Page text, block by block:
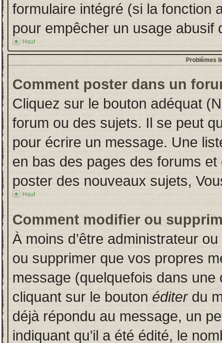
formulaire intégré (si la fonction
pour empêcher un usage abusif
Haut
Problèmes
Comment poster dans un
Cliquez sur le bouton adéquat
forum ou des sujets. Il se peut
pour écrire un message. Une
en bas des pages des forums
poster des nouveaux sujets,
Haut
Comment modifier ou
À moins d’être administrateur
ou supprimer que vos propres
message (quelquefois dans
cliquant sur le bouton éditerdu
déjà répondu au message, un
indiquant qu’il a été édité, le